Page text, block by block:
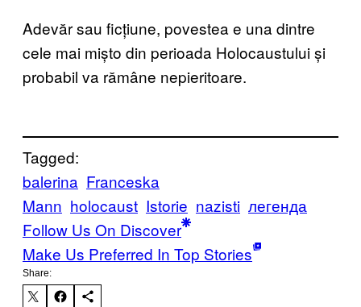
Adevăr sau ficțiune, povestea e una dintre
cele mai mișto din perioada Holocaustului și
probabil va rămâne nepieritoare.
Tagged:
balerina Franceska
Mann holocaust Istorie nazisti легенда
Follow Us On Discover
Make Us Preferred In Top Stories
Share: